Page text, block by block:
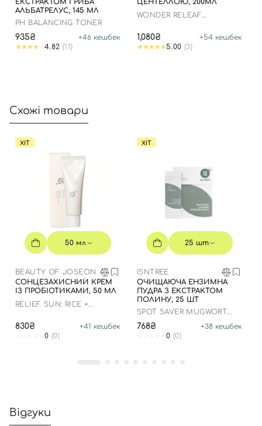
ЕКСТРАКТОМ ГРИБА
АЛЬБАТРЕЛУС, 145 МЛ
PH BALANCING TONER
935₴ +46 кешбек
4.82 (11)
ЦЕНТЕЛЛОЮ, 200МЛ
WONDER RELEAF
1,080₴ +54 кешбек
5.00 (3)
Схожі товари
ХІТ
50 мл
BEAUTY OF JOSEON
СОНЦЕЗАХИСНИЙ КРЕМ
ІЗ ПРОБІОТИКАМИ, 50 МЛ
RELIEF SUN: RICE +
830₴ +41 кешбек
0 (0)
ХІТ
25 шт
ISNTREE
ОЧИЩАЮЧА ЕНЗИМНА
ПУДРА З ЕКСТРАКТОМ
ПОЛИНУ, 25 ШТ
SPOT SAVER MUGWORT
768₴ +38 кешбек
0 (0)
Відгуки
Вхід
Номер телефону
Відправляючи форму для авторизації/реєстрації ви
приймаєте умови
Увійти за допомогою e-mail